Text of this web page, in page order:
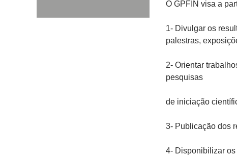
O GPFIN visa a
1- Divulgar os
palestras,
2- Orientar
pesquisas
de iniciação
3- Publicação dos
4- Disponibilizar